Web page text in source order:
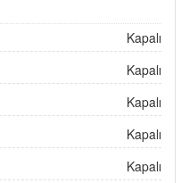
Kapalı
Kapalı
Kapalı
Kapalı
Kapalı